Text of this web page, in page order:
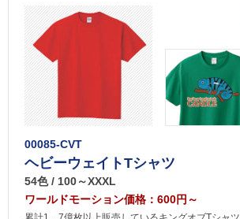
00085-CVT
ヘビーウェイトTシャツ
54色 / 100～XXXL
ワールドモーション価格：600円～